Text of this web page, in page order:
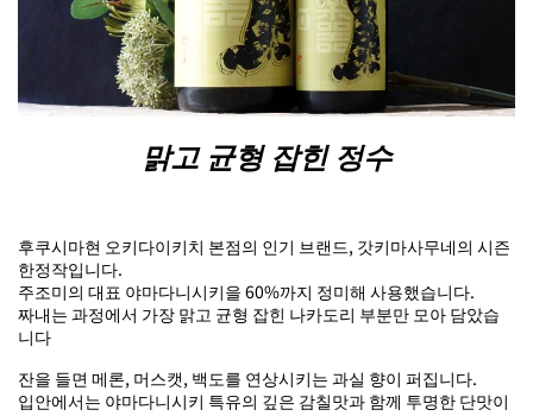
맑고 균형 잡힌 정수
후쿠시마현 오키다이키치 본점의 인기 브랜드, 갓키마사무네의 시즌
한정작입니다.
주조미의 대표 야마다니시키을 60%까지 정미해 사용했습니다.
짜내는 과정에서 가장 맑고 균형 잡힌 나카도리 부분만 모아 담았습
니다
잔을 들면 메론, 머스캣, 백도를 연상시키는 과실 향이 퍼집니다.
입안에서는 야마다니시키 특유의 깊은 감칠맛과 함께 투명한 단맛이